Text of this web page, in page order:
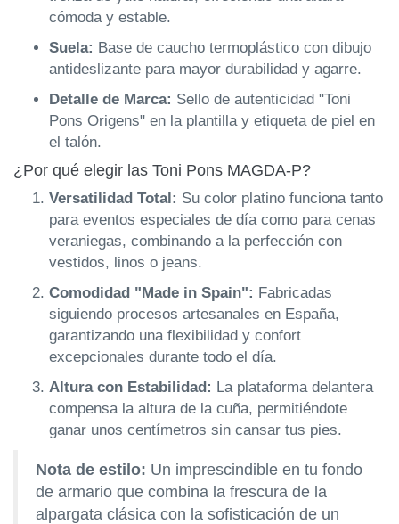
cómoda y estable.
Suela: Base de caucho termoplástico con dibujo
antideslizante para mayor durabilidad y agarre.
Detalle de Marca: Sello de autenticidad "Toni
Pons Origens" en la plantilla y etiqueta de piel en
el talón.
¿Por qué elegir las Toni Pons MAGDA-P?
Versatilidad Total: Su color platino funciona tanto
para eventos especiales de día como para cenas
veraniegas, combinando a la perfección con
vestidos, linos o jeans.
Comodidad "Made in Spain": Fabricadas
siguiendo procesos artesanales en España,
garantizando una flexibilidad y confort
excepcionales durante todo el día.
Altura con Estabilidad: La plataforma delantera
compensa la altura de la cuña, permitiéndote
ganar unos centímetros sin cansar tus pies.
Nota de estilo: Un imprescindible en tu fondo
de armario que combina la frescura de la
alpargata clásica con la sofisticación de un